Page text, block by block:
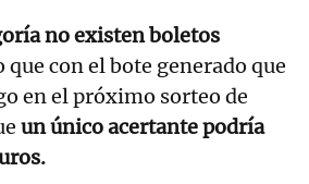
no existen boletos
que con el bote generado que
en el próximo sorteo de
un único acertante podría